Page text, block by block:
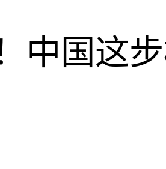
中国这步